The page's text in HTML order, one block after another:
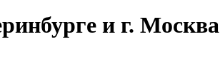
и г. Москва